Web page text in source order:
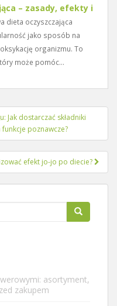
– zasady, efekty i
dieta oczyszczająca
jako sposób na
organizmu. To
może pomóc...
Jak dostarczać składniki
poznawcze?
efekt jo-jo po diecie?
asortyment,
zakupem